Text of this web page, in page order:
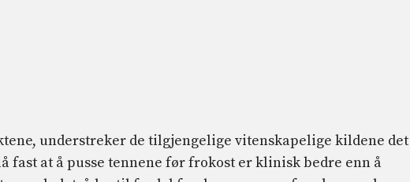
understreker de tilgjengelige vitenskapelige kildene det
fast at å pusse tennene før frokost er klinisk bedre enn å